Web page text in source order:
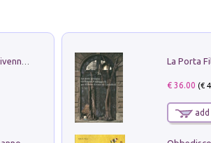
€ 36.00 (€